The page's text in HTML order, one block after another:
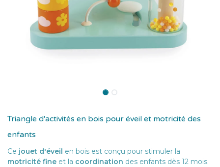
Triangle d'activités en bois pour éveil et motricité des
enfants
Ce jouet d'éveil en bois est conçu pour stimuler la
motricité fine et la coordination des enfants dès 12 mois.